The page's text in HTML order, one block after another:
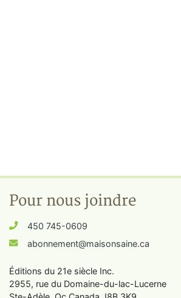
Pour nous joindre
450 745-0609
abonnement@maisonsaine.ca
Éditions du 21e siècle Inc.
2955, rue du Domaine-du-lac-Lucerne